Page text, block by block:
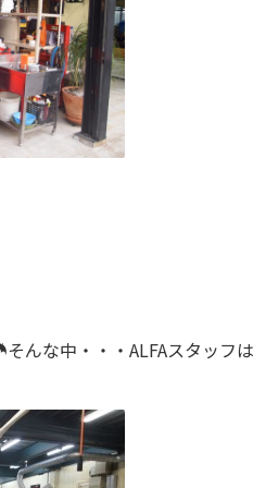
んな中・・・ALFAスタッフ